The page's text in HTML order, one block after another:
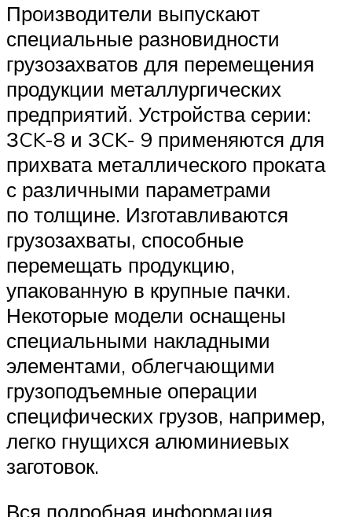
Производители выпускают
специальные разновидности
грузозахватов для перемещения
продукции металлургических
предприятий. Устройства серии:
ЗCK-8 и ЗCK- 9 применяются для
прихвата металлического проката
с различными параметрами
по толщине. Изготавливаются
грузозахваты, способные
перемещать продукцию,
упакованную в крупные пачки.
Некоторые модели оснащены
специальными накладными
элементами, облегчающими
грузоподъемные операции
специфических грузов, например,
легко гнущихся алюминиевых
заготовок.
Вся подробная информация